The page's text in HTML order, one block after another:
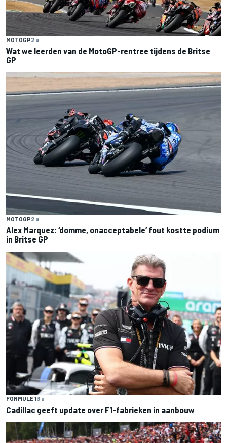
MOTOGP2 u
Wat we leerden van de MotoGP-rentree tijdens de Britse
GP
MOTOGP2 u
Alex Marquez: ‘domme, onacceptabele’ fout kostte podium
in Britse GP
FORMULE 13 u
Cadillac geeft update over F1-fabrieken in aanbouw